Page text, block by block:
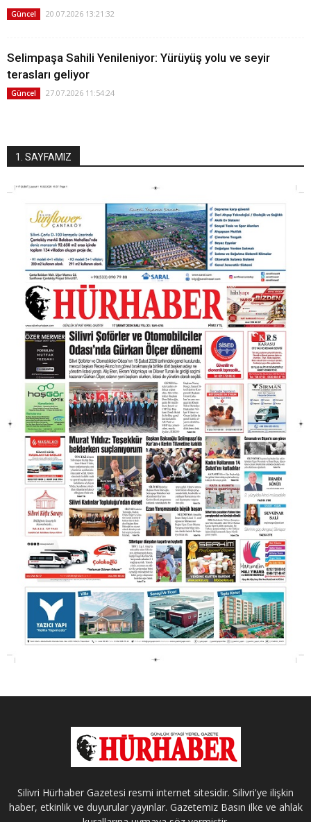
Güncel 20.07.2026 13:21:32
Selimpaşa Sahili Yenileniyor: Yürüyüş yolu ve seyir
terasları geliyor
Güncel 27.07.2026 11:54:24
1. SAYFAMIZ
Silivri Hürhaber Gazetesi resmi internet sitesidir. Silivri'ye ilişkin
haber, etkinlik ve duyurular yayınlar. Gazetemiz Basın ilke ve ahlak